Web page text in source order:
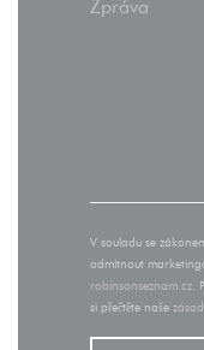
V souladu se
odmítnout
robinsonseznam.cz.
si přečtěte naše